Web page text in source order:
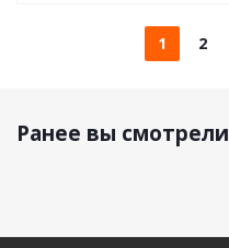
1 2
Ранее вы смотрели